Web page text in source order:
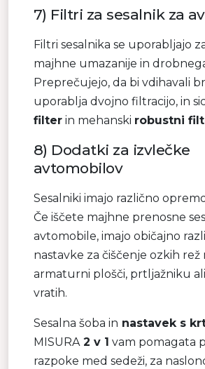
7) Filtri za sesalnik za
Filtri sesalnika se uporabljajo
majhne umazanije in
Preprečujejo, da bi vdihavali
uporablja dvojno filtracijo, in
filter in mehanski robustni
8) Dodatki za izvlečke
avtomobilov
Sesalniki imajo različno
Če iščete majhne prenosne
avtomobile, imajo običajno
nastavke za čiščenje ozkih rež
armaturni plošči, prtljažniku
vratih.
Sesalna šoba in nastavek s
MISURA2 v 1 vam pomagata
razpoke med sedeži, za